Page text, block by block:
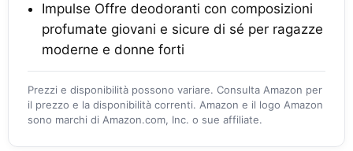
Impulse Offre deodoranti con composizioni
profumate giovani e sicure di sé per ragazze
moderne e donne forti
Prezzi e disponibilità possono variare. Consulta Amazon per
il prezzo e la disponibilità correnti. Amazon e il logo Amazon
sono marchi di Amazon.com, Inc. o sue affiliate.